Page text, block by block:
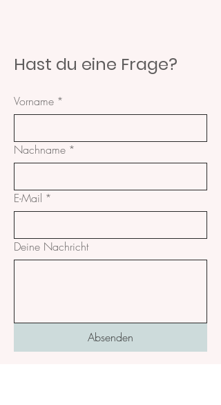
Hast du eine Frage?
Vorname *
Nachname *
E-Mail *
Deine Nachricht
Absenden